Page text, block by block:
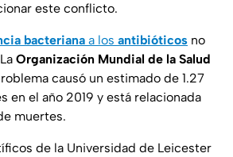
este conflicto.
bacteriana a los antibióticos no
Organización Mundial de la Salud
causó un estimado de 1.27
en el año 2019 y está relacionada
muertes.
de la Universidad de Leicester